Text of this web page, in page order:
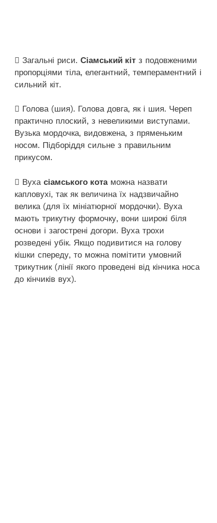
 Загальні риси. Сіамський кіт з подовженими
пропорціями тіла, елегантний, темпераментний і
сильний кіт.
 Голова (шия). Голова довга, як і шия. Череп
практично плоский, з невеликими виступами.
Вузька мордочка, видовжена, з пряменьким
носом. Підборіддя сильне з правильним
прикусом.
 Вуха сіамського котаможна назвати
капловухі, так як величина їх надзвичайно
велика (для їх мініатюрної мордочки). Вуха
мають трикутну формочку, вони широкі біля
основи і загострені догори. Вуха трохи
розведені убік. Якщо подивитися на голову
кішки спереду, то можна помітити умовний
трикутник (лінії якого проведені від кінчика носа
до кінчиків вух).